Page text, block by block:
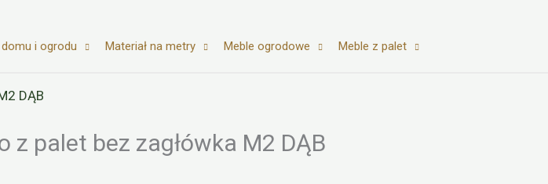
i ogrodu Materiał na metry Meble ogrodowe Meble z palet
DĄB
z palet bez zagłówka M2 DĄB